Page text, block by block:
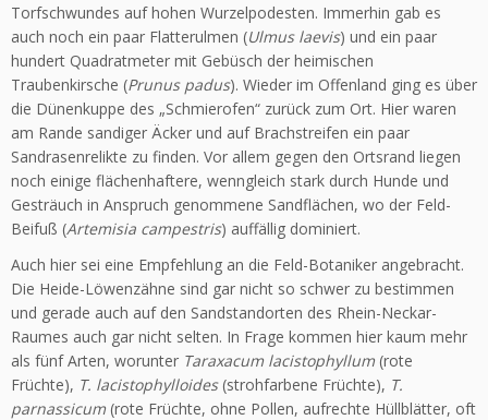
Torfschwundes auf hohen Wurzelpodesten. Immerhin gab es
auch noch ein paar Flatterulmen (Ulmus laevis) und ein paar
hundert Quadratmeter mit Gebüsch der heimischen
Traubenkirsche (Prunus padus). Wieder im Offenland ging es über
die Dünenkuppe des „Schmierofen“ zurück zum Ort. Hier waren
am Rande sandiger Äcker und auf Brachstreifen ein paar
Sandrasenrelikte zu finden. Vor allem gegen den Ortsrand liegen
noch einige flächenhaftere, wenngleich stark durch Hunde und
Gesträuch in Anspruch genommene Sandflächen, wo der Feld-
Beifuß (Artemisia campestris) auffällig dominiert.
Auch hier sei eine Empfehlung an die Feld-Botaniker angebracht.
Die Heide-Löwenzähne sind gar nicht so schwer zu bestimmen
und gerade auch auf den Sandstandorten des Rhein-Neckar-
Raumes auch gar nicht selten. In Frage kommen hier kaum mehr
als fünf Arten, worunter Taraxacum lacistophyllum (rote
Früchte), T. lacistophylloides(stroh­farbene Früchte), T.
parnassicum (rote Früchte, ohne Pollen, aufrechte Hüllblätter, oft